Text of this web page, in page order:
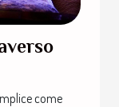
come